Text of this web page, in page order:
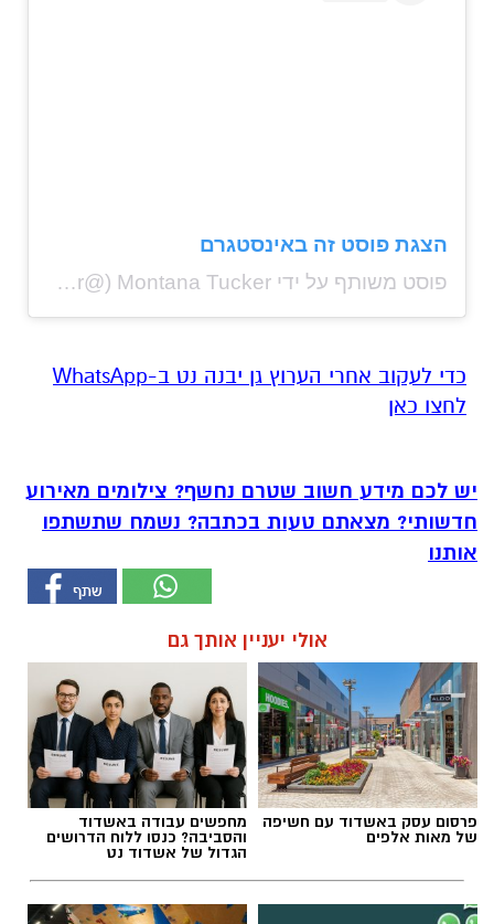
הצגת פוסט זה באינסטגרם
פוסט משותף על ידי ‏‎Montana Tucker‎‏ (@‏‎montanatucker‎‏)
‏כדי לעקוב אחרי הערוץ גן יבנה נט ב-WhatsApp
לחצו כאן
יש לכם מידע חשוב שטרם נחשף? צילומים מאירוע
חדשותי? מצאתם טעות בכתבה? נשמח שתשתפו
אותנו
אולי יעניין אותך גם
פרסום עסק באשדוד עם חשיפה
של מאות אלפים
מחפשים עבודה באשדוד
והסביבה? כנסו ללוח הדרושים
הגדול של אשדוד נט